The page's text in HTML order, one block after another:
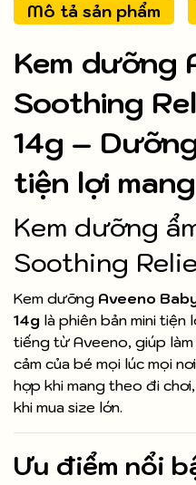
Mô tả sản phẩm
Kem dưỡng
Soothing
14g –
tiện lợi
Kem dưỡng
Soothing
Kem dưỡng Aveeno
14g là phiên bản mini tiện
tiếng từ Aveeno, giúp
cảm của bé mọi lúc mọi
hợp khi mang theo đi
khi mua size lớn.
Ưu điểm nổi